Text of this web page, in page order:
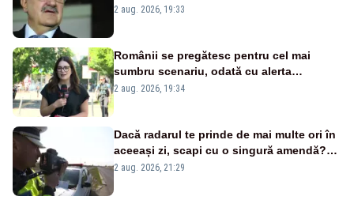
țipă mai tare, ci pe proiecte”
2 aug. 2026, 19:33
Românii se pregătesc pentru cel mai
sumbru scenariu, odată cu alerta
energetică
2 aug. 2026, 19:34
Dacă radarul te prinde de mai multe ori în
aceeași zi, scapi cu o singură amendă?
Ce spune legea
2 aug. 2026, 21:29